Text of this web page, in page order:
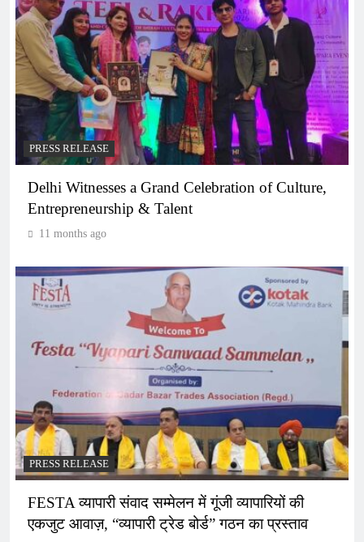
PRESS RELEASE
Delhi Witnesses a Grand Celebration of Culture,
Entrepreneurship & Talent
11 months ago
PRESS RELEASE
FESTA व्यापारी संवाद सम्मेलन में गूंजी व्यापारियों की
एकजुट आवाज़, “व्यापारी ट्रेड बोर्ड” गठन का प्रस्ताव